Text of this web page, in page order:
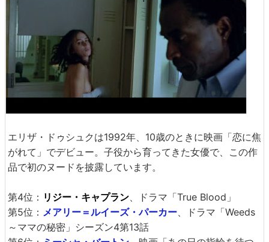
エリザ・ドゥシュクは1992年、10歳のときに映画「恋に焦
がれて」でデビュー。子役から育ってきた女優で、この作
品で初のヌードを披露しています。
第4位： リジー・キャプラン、ドラマ「True Blood」
第5位： メアリー＝ルイーズ・パーカー、ドラマ「Weeds
～ママの秘密」シーズン4第13話